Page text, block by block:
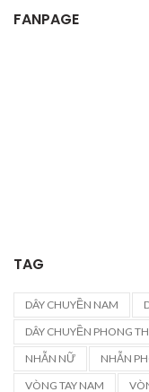
FANPAGE
TAG
DÂY CHUYỀN NAM
DÂY CHUYỀN PHONG
NHẪN NỮ
NHẪN
VÒNG TAY NAM